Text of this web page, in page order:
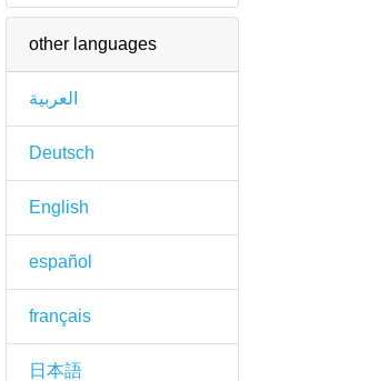
other languages
العربية
Deutsch
English
español
français
日本語